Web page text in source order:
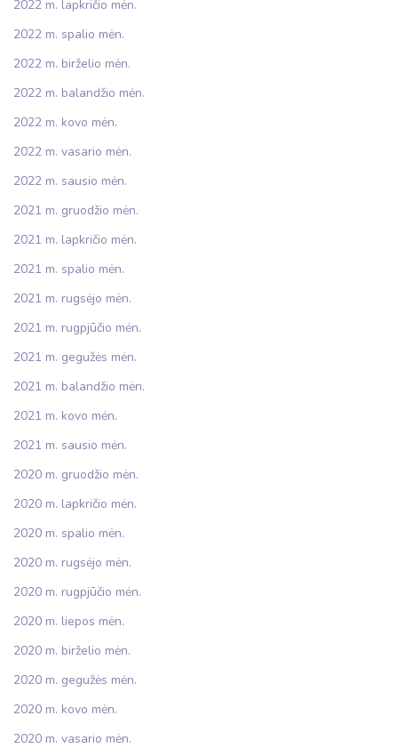
2022 m. lapkričio mėn.
2022 m. spalio mėn.
2022 m. birželio mėn.
2022 m. balandžio mėn.
2022 m. kovo mėn.
2022 m. vasario mėn.
2022 m. sausio mėn.
2021 m. gruodžio mėn.
2021 m. lapkričio mėn.
2021 m. spalio mėn.
2021 m. rugsėjo mėn.
2021 m. rugpjūčio mėn.
2021 m. gegužės mėn.
2021 m. balandžio mėn.
2021 m. kovo mėn.
2021 m. sausio mėn.
2020 m. gruodžio mėn.
2020 m. lapkričio mėn.
2020 m. spalio mėn.
2020 m. rugsėjo mėn.
2020 m. rugpjūčio mėn.
2020 m. liepos mėn.
2020 m. birželio mėn.
2020 m. gegužės mėn.
2020 m. kovo mėn.
2020 m. vasario mėn.